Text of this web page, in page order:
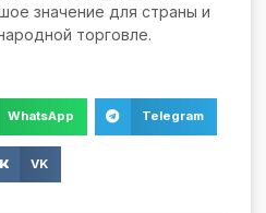
значение для страны и
торговле.
WhatsApp Telegram
VK